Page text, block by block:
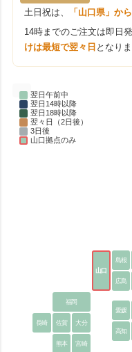
土日祝は、 「山口県」か
14時までのご注文は即日
けは最短で翌々日 となり
翌日午前中
翌日14時以降
翌日18時以降
翌々日（2日後）
3日後
山口拠点のみ
山口
島根
広島
愛媛
高知
福岡
佐賀 大分
熊本
長崎
宮崎